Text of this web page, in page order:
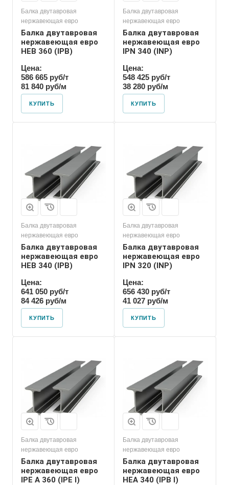
Балка двутавровая
нержавеющая евро
Балка двутавровая
нержавеющая евро
HEB 360 (IPB)
Цена:
586 665 руб/т
81 840 руб/м
КУПИТЬ
Балка двутавровая
нержавеющая евро
Балка двутавровая
нержавеющая евро
IPN 340 (INP)
Цена:
548 425 руб/т
38 280 руб/м
КУПИТЬ
Балка двутавровая
нержавеющая евро
Балка двутавровая
нержавеющая евро
HEB 340 (IPB)
Цена:
641 050 руб/т
84 426 руб/м
КУПИТЬ
Балка двутавровая
нержавеющая евро
Балка двутавровая
нержавеющая евро
IPN 320 (INP)
Цена:
656 430 руб/т
41 027 руб/м
КУПИТЬ
Балка двутавровая
нержавеющая евро
Балка двутавровая
нержавеющая евро
IPE A 360 (IPE l)
Балка двутавровая
нержавеющая евро
Балка двутавровая
нержавеющая евро
HEA 340 (IPB l)